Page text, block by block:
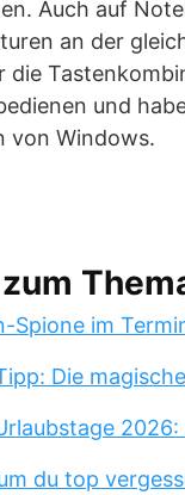
Auch auf
an der
die
und
von Windows.
Spione im
Die
du top